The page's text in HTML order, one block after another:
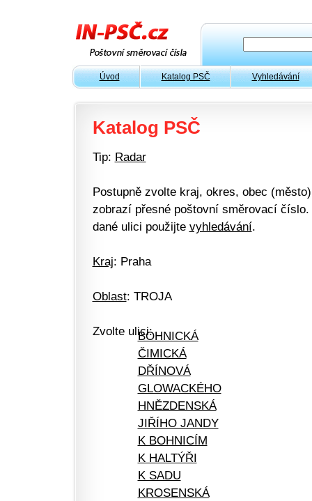
Úvod Katalog PSČ Vyhledávání
Katalog PSČ
Tip: Radar
Postupně zvolte kraj, okres, obec
zobrazí přesné poštovní směrovací
dané ulici použijte vyhledávání.
Kraj: Praha
Oblast: TROJA
Zvolte ulici:BOHNICKÁ
ČIMICKÁ
DŘÍNOVÁ
GLOWACKÉHO
HNĚZDENSKÁ
JIŘÍHO JANDY
K BOHNICÍM
K HALTÝŘI
K SADU
KROSENSKÁ